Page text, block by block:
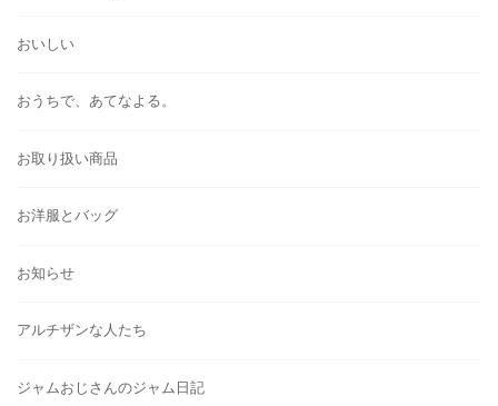
おいしい
おうちで、あてなよる。
お取り扱い商品
お洋服とバッグ
お知らせ
アルチザンな人たち
ジャムおじさんのジャム日記